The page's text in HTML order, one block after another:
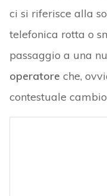
ci si riferisce alla
telefonica rotta o
passaggio a una
operatore che,
contestuale